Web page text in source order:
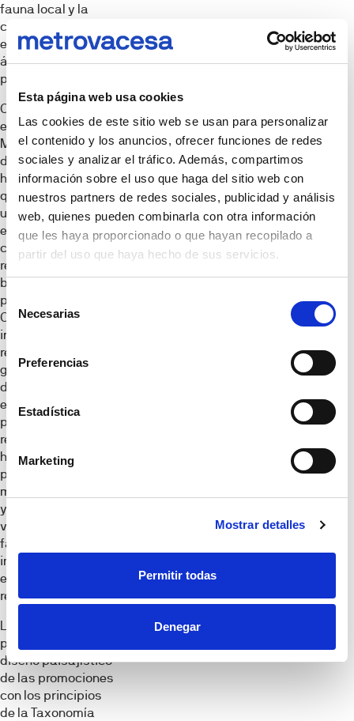
Esta página web usa cookies
Las cookies de este sitio web se usan para personalizar
el contenido y los anuncios, ofrecer funciones de redes
sociales y analizar el tráfico. Además, compartimos
información sobre el uso que haga del sitio web con
nuestros partners de redes sociales, publicidad y análisis
web, quienes pueden combinarla con otra información
que les haya proporcionado o que hayan recopilado a
partir del uso que haya hecho de sus servicios.
Selección
de
consentimiento
Necesarias
Preferencias
Estadística
Marketing
Mostrar detalles
Permitir todas
Denegar
fauna local y la
conectividad
ecológica entre
áreas urbanas y
periurbanas.
Como resultado de
este trabajo,
Metrovacesa
dispone de una
herramienta digital,
que recoge más de
un millar de
especies
clasificadas por
región
biogeográfica y
piso bioclimático.
Cada ficha incluye
información técnica
relevante, como el
grado de protección
de la especie,
endemicidad,
porte,
requerimientos
hídricos,
profundidad
mínima de sustrato
y disponibilidad en
vivero, lo que
facilita su
implantación real
en los proyectos
residenciales.
La iniciativa
permite alinear el
diseño paisajístico
de las promociones
con los principios
de la Taxonomía